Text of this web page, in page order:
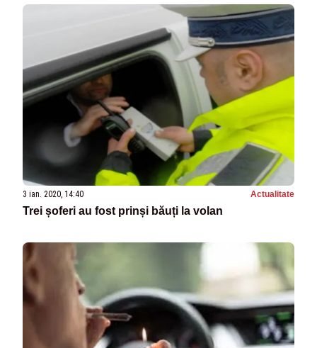
3 ian. 2020, 14:40 Actualitate
Trei șoferi au fost prinși băuți la volan